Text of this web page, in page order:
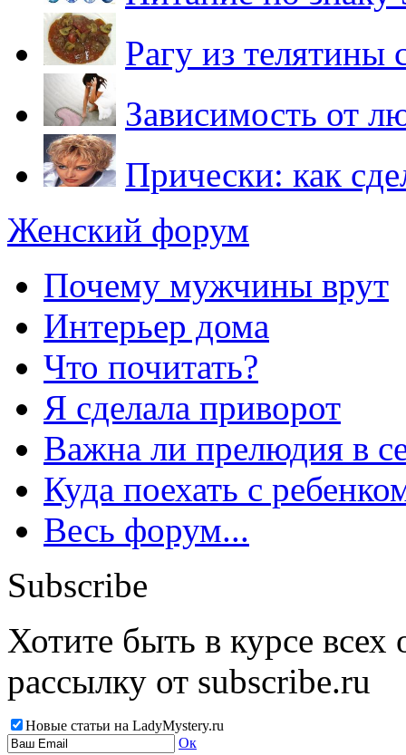
Рагу из
Зависимость от
Прически: как
Женский форум
Почему мужчины врут
Интерьер дома
Что почитать?
Я сделала приворот
Важна ли прелюдия в
Куда поехать с
Весь форум...
Subscribe
Хотите быть в курсе
рассылку от subscribe.ru
Новые статьи на LadyMystery.ru
Ок